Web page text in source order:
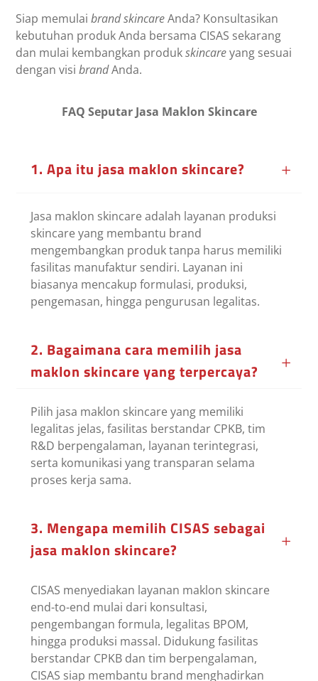
Siap memulaibrand skincareAnda? Konsultasikan
kebutuhan produk Anda bersama CISAS sekarang
dan mulai kembangkan produkskincareyang sesuai
dengan visibrandAnda.
FAQ Seputar Jasa Maklon Skincare
1. Apa itu jasa maklon skincare?
Jasa maklon skincare adalah layanan produksi
skincare yang membantu brand
mengembangkan produk tanpa harus memiliki
fasilitas manufaktur sendiri. Layanan ini
biasanya mencakup formulasi, produksi,
pengemasan, hingga pengurusan legalitas.
2. Bagaimana cara memilih jasa
maklon skincare yang terpercaya?
Pilih jasa maklon skincare yang memiliki
legalitas jelas, fasilitas berstandar CPKB, tim
R&D berpengalaman, layanan terintegrasi,
serta komunikasi yang transparan selama
proses kerja sama.
3. Mengapa memilih CISAS sebagai
jasa maklon skincare?
CISAS menyediakan layanan maklon skincare
end-to-end mulai dari konsultasi,
pengembangan formula, legalitas BPOM,
hingga produksi massal. Didukung fasilitas
berstandar CPKB dan tim berpengalaman,
CISAS siap membantu brand menghadirkan